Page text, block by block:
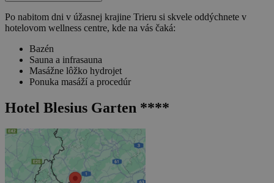
Po nabitom dni v úžasnej krajine Trieru si skvele oddýchnete v
hotelovom wellness centre, kde na vás čaká:
Bazén
Sauna a infrasauna
Masážne lôžko hydrojet
Ponuka masáží a procedúr
Hotel Blesius Garten ****